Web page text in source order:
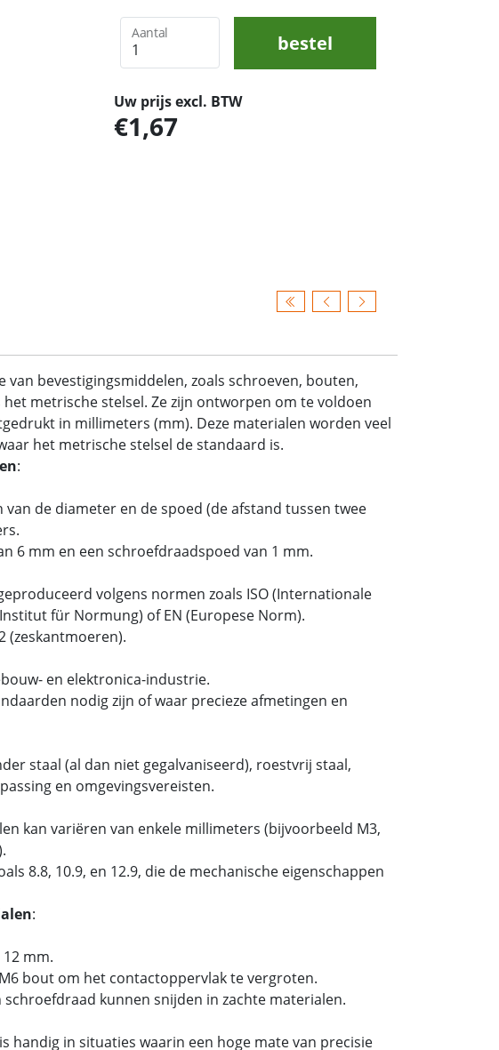
Aantal bestel
Uw prijs excl. BTW
1,67
bevestigingsmiddelen, zoals schroeven, bouten,
metrische stelsel. Ze zijn ontworpen om te voldoen
in millimeters (mm). Deze materialen worden veel
het metrische stelsel de standaard is.
:
de diameter en de spoed (de afstand tussen twee
6 mm en een schroefdraadspoed van 1 mm.
volgens normen zoals ISO (Internationale
für Normung) of EN (Europese Norm).
(zeskantmoeren).
en elektronica-industrie.
nodig zijn of waar precieze afmetingen en
staal (al dan niet gegalvaniseerd), roestvrij staal,
en omgevingsvereisten.
kan variëren van enkele millimeters (bijvoorbeeld M3,
8.8, 10.9, en 12.9, die de mechanische eigenschappen
:
mm.
bout om het contactoppervlak te vergroten.
kunnen snijden in zachte materialen.
handig in situaties waarin een hoge mate van precisie